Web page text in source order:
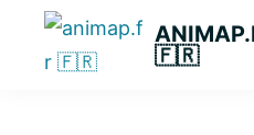
Passer
Passer
Passer
🇫🇷